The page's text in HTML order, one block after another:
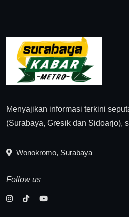
Menyajikan informasi terkini
(Surabaya, Gresik dan Sidoarjo),
Wonokromo, Surabaya
Follow us